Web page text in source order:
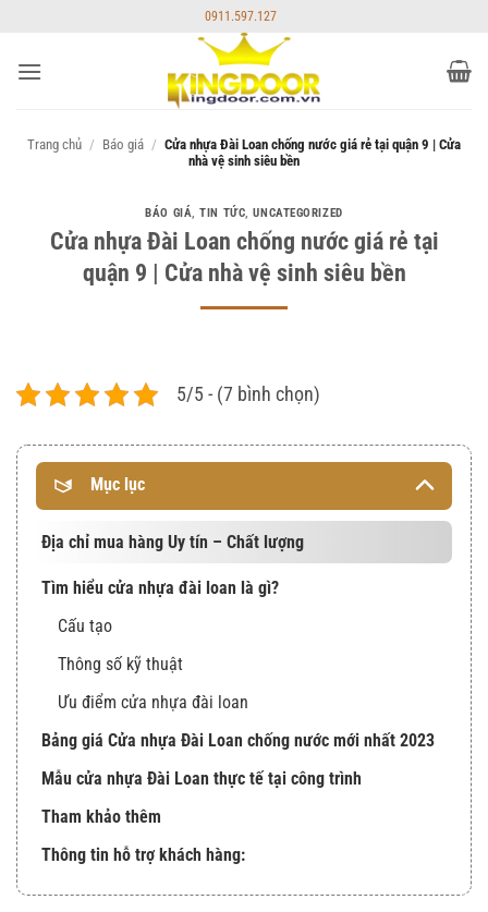
nội
0911.597.127
Trang chủ / Báo giá / Cửa nhựa Đài Loan chống nước giá rẻ tại quận 9 | Cửa
nhà vệ sinh siêu bền
BÁO GIÁ,TIN TỨC,UNCATEGORIZED
Cửa nhựa Đài Loan chống nước giá rẻ tại
quận 9 | Cửa nhà vệ sinh siêu bền
5/5 - (7 bình chọn)
Mục lục
Địa chỉ mua hàng Uy tín – Chất lượng
Tìm hiểu cửa nhựa đài loan là gì?
Cấu tạo
Thông số kỹ thuật
Ưu điểm cửa nhựa đài loan
Bảng giá Cửa nhựa Đài Loan chống nước mới nhất 2023
Mẫu cửa nhựa Đài Loan thực tế tại công trình
Tham khảo thêm
Thông tin hỗ trợ khách hàng: